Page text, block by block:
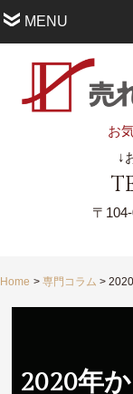
MENU
お
↓
〒
Home 専門コラム
2020年